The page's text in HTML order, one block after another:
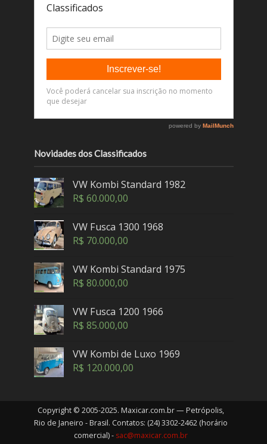
Novidades dos Classificados
VW Kombi Standard 1982
R$ 60.000,00
VW Fusca 1300 1968
R$ 70.000,00
VW Kombi Standard 1975
R$ 80.000,00
VW Fusca 1200 1966
R$ 85.000,00
VW Kombi de Luxo 1969
R$ 120.000,00
Copyright © 2005-2025. Maxicar.com.br — Petrópolis,
Rio de Janeiro - Brasil. Contatos: (24) 3302-2462 (horário
comercial) - sac@maxicar.com.br